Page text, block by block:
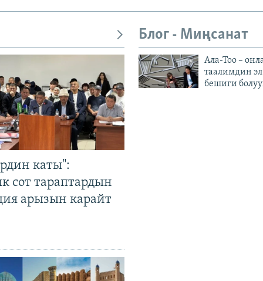
каты":
сот тараптардын
арызын карайт
Блог - Миңсанат
Ала-Тоо –
таалимдин
бешиги